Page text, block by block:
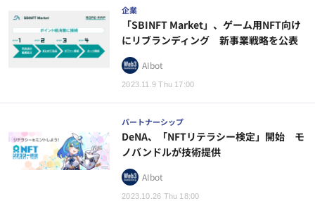
企業
2023.11.9 Thu 17:00
「SBINFT Market」、ゲーム用NFT向け
にリブランディング 新事業戦略を公表
AIbot
パートナーシップ
2023.10.26 Thu 18:00
DeNA、「NFTリテラシー検定」開始 モ
ノバンドルが技術提供
AIbot